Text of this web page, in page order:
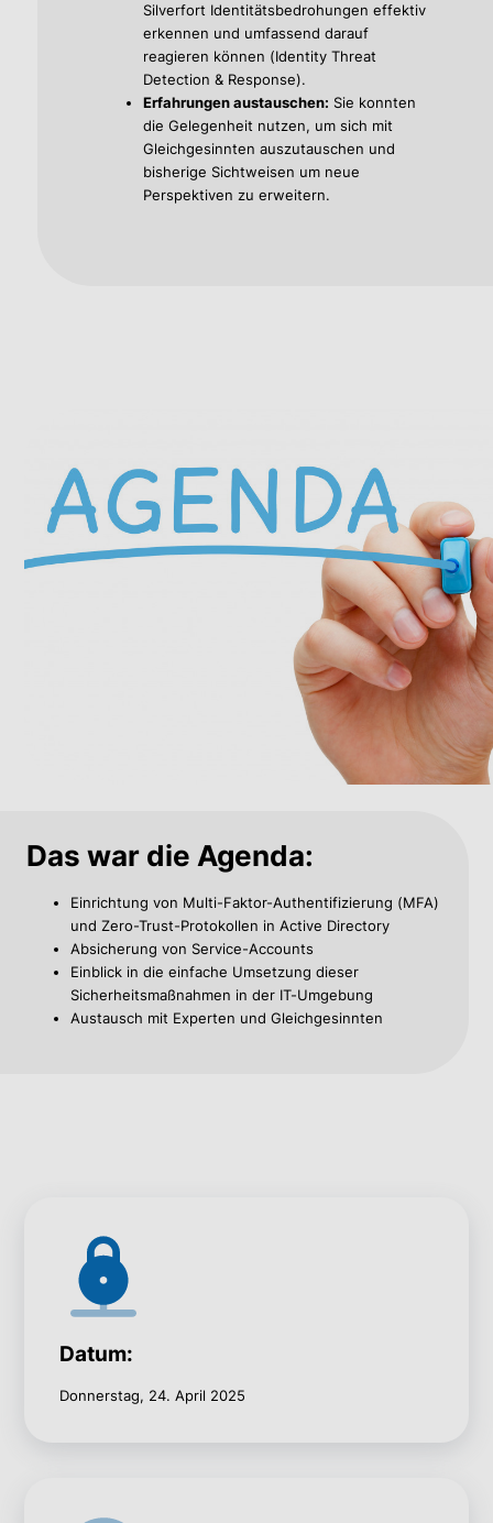
Silverfort Identitätsbedrohungen effektiv
erkennen und umfassend darauf
reagieren können (Identity Threat
Detection & Response).
Erfahrungen austauschen: Sie konnten
die Gelegenheit nutzen, um sich mit
Gleichgesinnten auszutauschen und
bisherige Sichtweisen um neue
Perspektiven zu erweitern.
Das war die Agenda:
Einrichtung von Multi-Faktor-Authentifizierung (MFA)
und Zero-Trust-Protokollen in Active Directory
Absicherung von Service-Accounts
Einblick in die einfache Umsetzung dieser
Sicherheitsmaßnahmen in der IT-Umgebung
Austausch mit Experten und Gleichgesinnten
Datum:
Donnerstag, 24. April 2025